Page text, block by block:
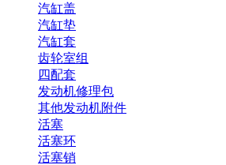
汽缸盖
汽缸垫
汽缸套
齿轮室组
四配套
发动机修理包
其他发动机附件
活塞
活塞环
活塞销